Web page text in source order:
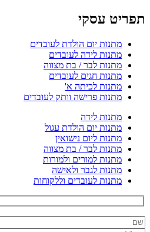
תפריט עסקי
מתנות יום הולדת לעובדים
מתנות לידה לעובדים
מתנות לבר / בת מצווה
מתנות חגים לעובדים
מתנות לכיתה א'
מתנות פרישה וותק לעובדים
מתנות לידה
מתנות יום הולדת עגול
מתנות ליום נישואין
מתנות לבר / בת מצווה
מתנות למורים ולמורות
מתנות לגבר ולאישה
מתנות לעובדים וללקוחות